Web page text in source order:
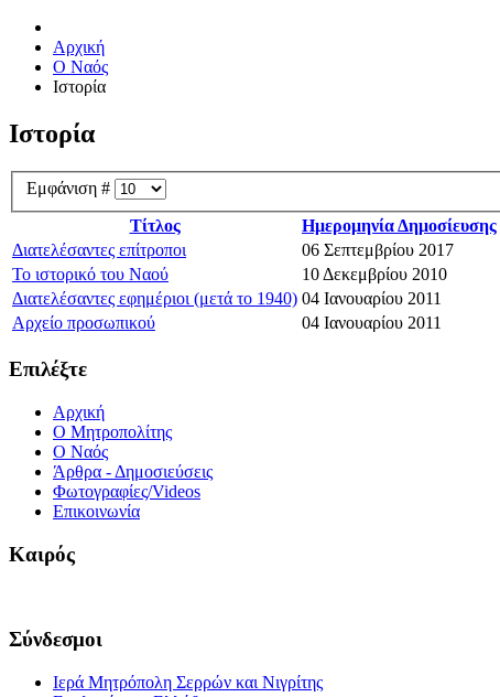
Αρχική
O Ναός
Ιστορία
Ιστορία
Εμφάνιση #
Τίτλος
Ημερομηνία Δημοσίευσης
Διατελέσαντες επίτροποι
06 Σεπτεμβρίου 2017
Το ιστορικό του Ναού
10 Δεκεμβρίου 2010
Διατελέσαντες εφημέριοι (μετά το 1940) 04 Ιανουαρίου 2011
Αρχείο προσωπικού
04 Ιανουαρίου 2011
Επιλέξτε
Αρχική
Ο Μητροπολίτης
O Ναός
Άρθρα - Δημοσιεύσεις
Φωτογραφίες/Videos
Επικοινωνία
Καιρός
Σύνδεσμοι
Ιερά Μητρόπολη Σερρών και Νιγρίτης